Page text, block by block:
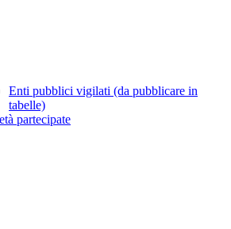
Enti pubblici vigilati (da pubblicare in
tabelle)
partecipate